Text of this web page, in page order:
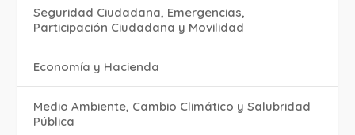
Seguridad Ciudadana, Emergencias,
Participación Ciudadana y Movilidad
Economía y Hacienda
Medio Ambiente, Cambio Climático y Salubridad
Pública